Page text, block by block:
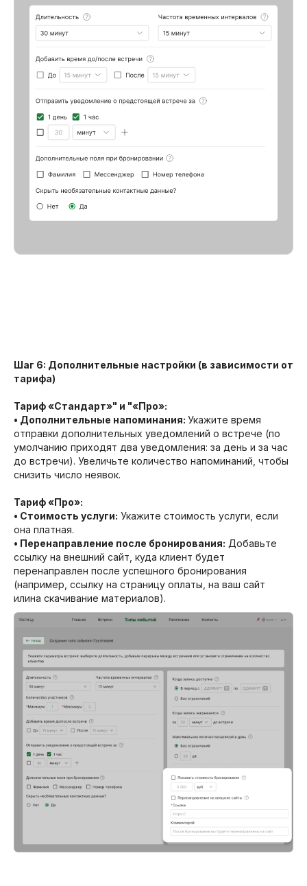
Шаг 6: Дополнительные настройки (в зависимости от
тарифа)
Тариф «Стандарт»" и "«Про»:
• Дополнительные напоминания: Укажите время
отправки дополнительных уведомлений о встрече (по
умолчанию приходят два уведомления: за день и за час
до встречи). Увеличьте количество напоминаний, чтобы
снизить число неявок.
Тариф «Про»:
• Стоимость услуги: Укажите стоимость услуги, если
она платная.
• Перенаправление после бронирования: Добавьте
ссылку на внешний сайт, куда клиент будет
перенаправлен после успешного бронирования
(например, ссылку на страницу оплаты, на ваш сайт
илина скачивание материалов).